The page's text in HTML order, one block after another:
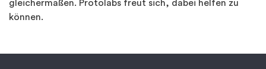
gleichermaßen. Protolabs freut sich, dabei helfen zu
können.